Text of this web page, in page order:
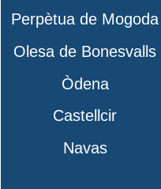
Perpètua de Mogoda
Olesa de Bonesvalls
Òdena
Castellcir
Navas